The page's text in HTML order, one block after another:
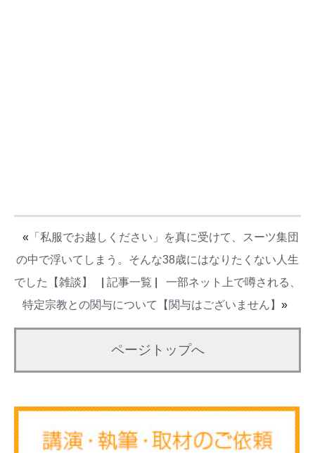
« 「私服でお越しください」を真に受けて、スーツ集団
の中で浮いてしまう。そんな38歳にはなりたくない人生
でした【雑談】
記事一覧
一部ネット上で噂される、
特定宗教との関与について【関与はございません】 »
ページトップへ